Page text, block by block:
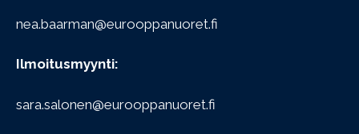
nea.baarman@eurooppanuoret.fi
Ilmoitusmyynti:
sara.salonen@eurooppanuoret.fi